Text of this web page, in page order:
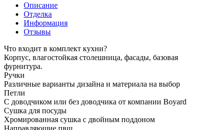
Описание
Отделка
Информация
Отзывы
Что входит в комплект кухни?
Корпус, влагостойкая столешница, фасады, базовая
фурнитура.
Ручки
Различные варианты дизайна и материала на выбор
Петли
С доводчиком или без доводчика от компании Boyard
Сушка для посуды
Хромированная сушка с двойным поддоном
Направляющие пвш